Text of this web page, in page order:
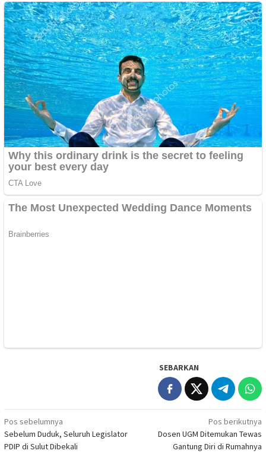
SEBARKAN
Navigasi
pos
Pos sebelumnya
Sebelum Duduk, Seluruh Legislator
PDIP di Sulut Dibekali
Pos berikutnya
Dosen UGM Ditemukan Tewas
Gantung Diri di Rumahnya